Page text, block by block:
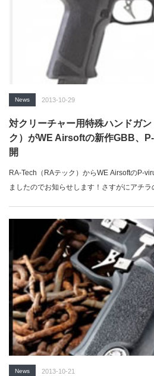
News 2013-10-29
対クリーチャー用特殊ハンドガ
ク）がWE Airsoftの新作GBB、
開
RA-Tech（RAテック）からWE AirsoftのP-
ましたのでお知らせします！さすがにアチラ
News 2013-10-21